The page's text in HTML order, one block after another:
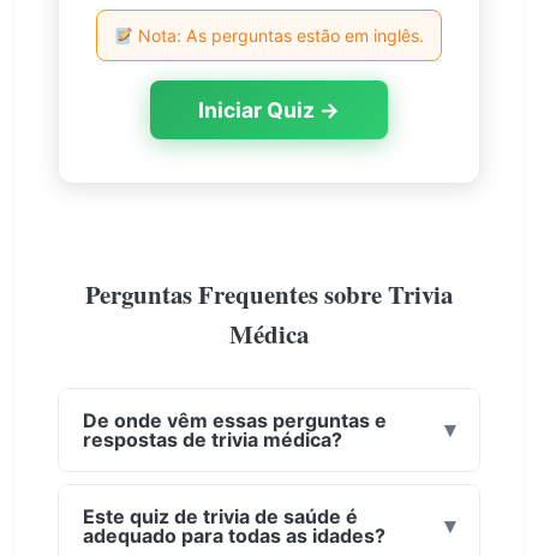
Nota: As perguntas estão em inglês.
Iniciar Quiz →
Perguntas Frequentes sobre Trivia
Médica
De onde vêm essas perguntas e
respostas de trivia médica?
▾
médica são baseadas em literatura médica
revisada por especialistas e organizações
Este quiz de trivia de saúde é
adequado para todas as idades?
▾